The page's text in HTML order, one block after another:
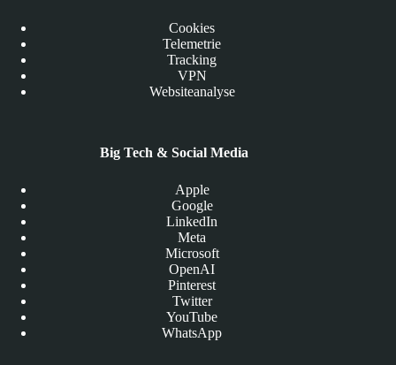
Cookies
Telemetrie
Tracking
VPN
Websiteanalyse
Big Tech & Social Media
Apple
Google
LinkedIn
Meta
Microsoft
OpenAI
Pinterest
Twitter
YouTube
WhatsApp